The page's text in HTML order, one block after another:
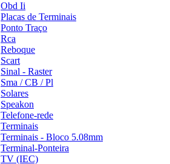
Obd Ii
Placas de Terminais
Ponto Traço
Rca
Reboque
Scart
Sinal - Raster
Sma / CB / Pl
Solares
Speakon
Telefone-rede
Terminais
Terminais - Bloco 5.08mm
Terminal-Ponteira
TV (IEC)